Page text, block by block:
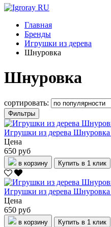
Главная
Бренды
Игрушки из дерева
Шнуровка
Шнуровка
сортировать:
Фильтры
Игрушки из дерева
Цена
650 руб
в корзину Купить в 1 клик
Игрушки из дерева
Цена
650 руб
в корзину Купить в 1 клик